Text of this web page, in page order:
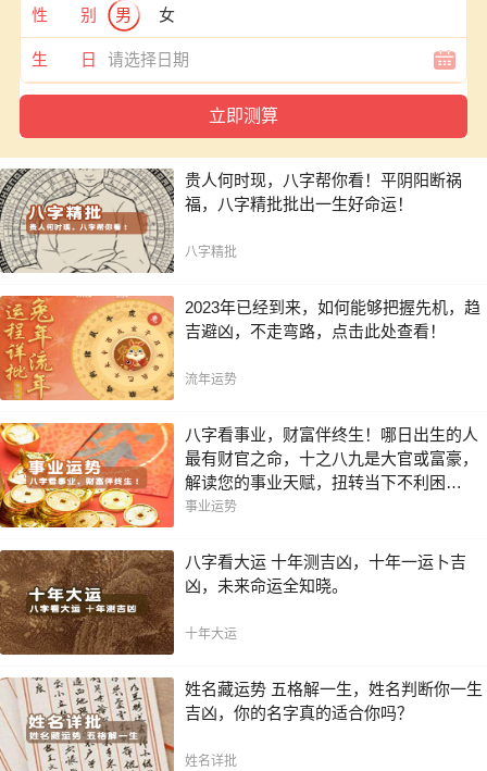
性 别 男 女
生 日
贵人何时现，八字帮你看！平阴阳断祸
福，八字精批批出一生好命运！
八字精批
2023年已经到来，如何能够把握先机，趋
吉避凶，不走弯路，点击此处查看！
流年运势
八字看事业，财富伴终生！哪日出生的人
最有财官之命，十之八九是大官或富豪，
解读您的事业天赋，扭转当下不利困
局！！
事业运势
八字看大运 十年测吉凶，十年一运卜吉
凶，未来命运全知晓。
十年大运
姓名藏运势 五格解一生，姓名判断你一生
吉凶，你的名字真的适合你吗？
姓名详批